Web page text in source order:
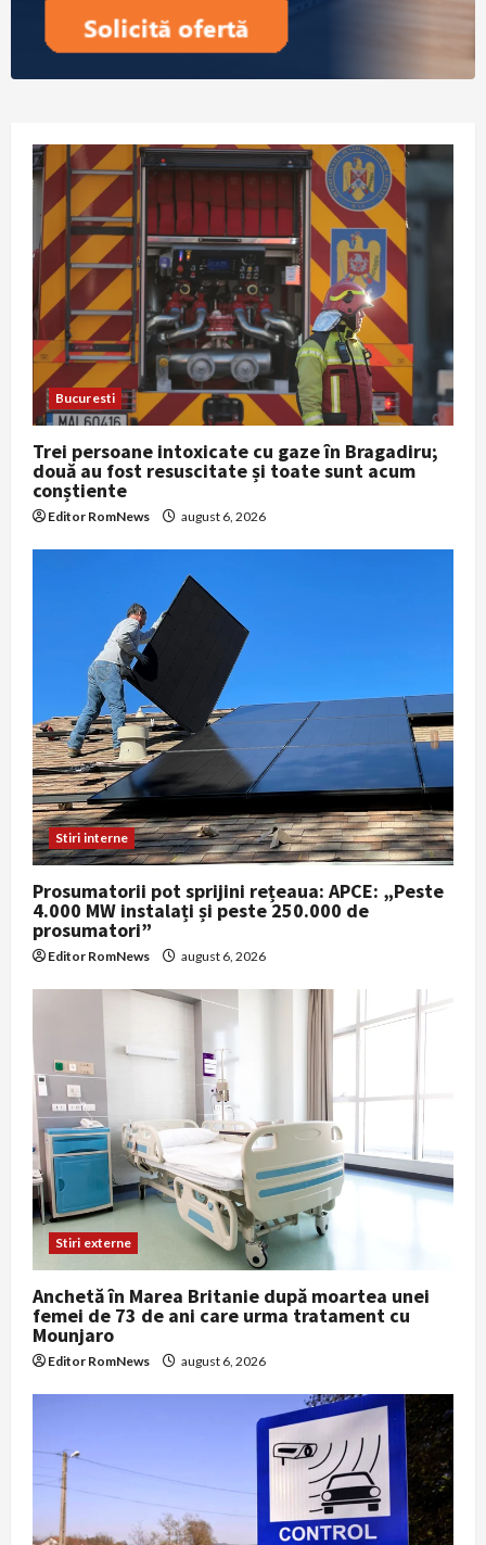
Bucuresti
Trei persoane intoxicate cu gaze în Bragadiru;
două au fost resuscitate și toate sunt acum
conștiente
Editor RomNews august 6, 2026
Stiri interne
Prosumatorii pot sprijini rețeaua: APCE: „Peste
4.000 MW instalați și peste 250.000 de
prosumatori”
Editor RomNews august 6, 2026
Stiri externe
Anchetă în Marea Britanie după moartea unei
femei de 73 de ani care urma tratament cu
Mounjaro
Editor RomNews august 6, 2026